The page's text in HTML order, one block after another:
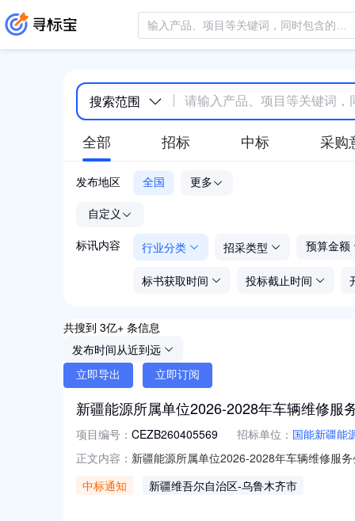
搜索范围
全部 招标 中标 采购
发布地区 全国 更多
自定义
标讯内容 行业分类 招采类型 预算金额
标书获取时间 投标截止时间
共搜到 3亿+ 条信息
发布时间从近到远
立即导出 立即订阅
新疆能源所属单位2026-2028年车辆维修服
项目编号： CEZB260405569 招标单位： 国能新疆能
正文内容： 新疆能源所属单位2026-2028年车辆维修服
CEZB260405569003新疆能源所属单位
中标通知 新疆维吾尔自治区-乌鲁木齐市